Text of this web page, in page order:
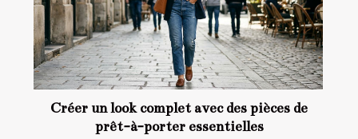
Créer un look complet avec des pièces de
prêt-à-porter essentielles